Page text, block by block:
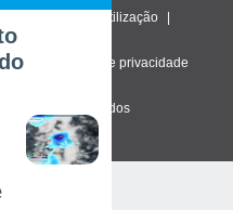
Termos de utilização
Definições de privacidade
direitos reservados